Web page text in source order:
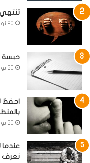
تنتهي
20 نوفمبر، 2018
حبسة
20 نوفمبر، 2018
احفظ
20 نوفمبر، 2018
عندما
نعرف